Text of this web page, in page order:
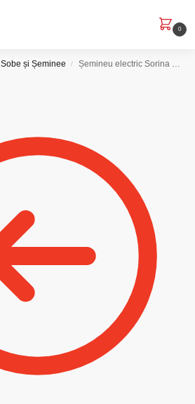
0
Sobe și Șeminee / Șemineu electric Sorina & Corsica